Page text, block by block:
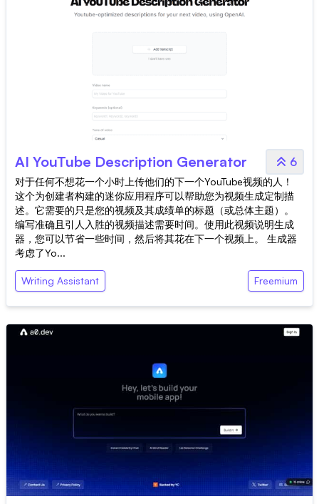
AI YouTube Description Generator 6
对于任何不想花一个小时上传他们的下一个YouTube视频的人！
这个为创建者构建的迷你应用程序可以帮助您为视频生成定制描
述。它需要的只是您的视频及其成绩单的标题（或总体主题）。
编写准确且引人入胜的视频描述需要时间。使用此视频说明生成
器，您可以节省一些时间，然后将其花在下一个视频上。 生成器
考虑了Yo...
Writing Assistant Freemium